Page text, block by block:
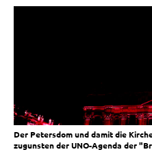
Der Petersdom und damit die
zugunsten der UNO-Agenda der